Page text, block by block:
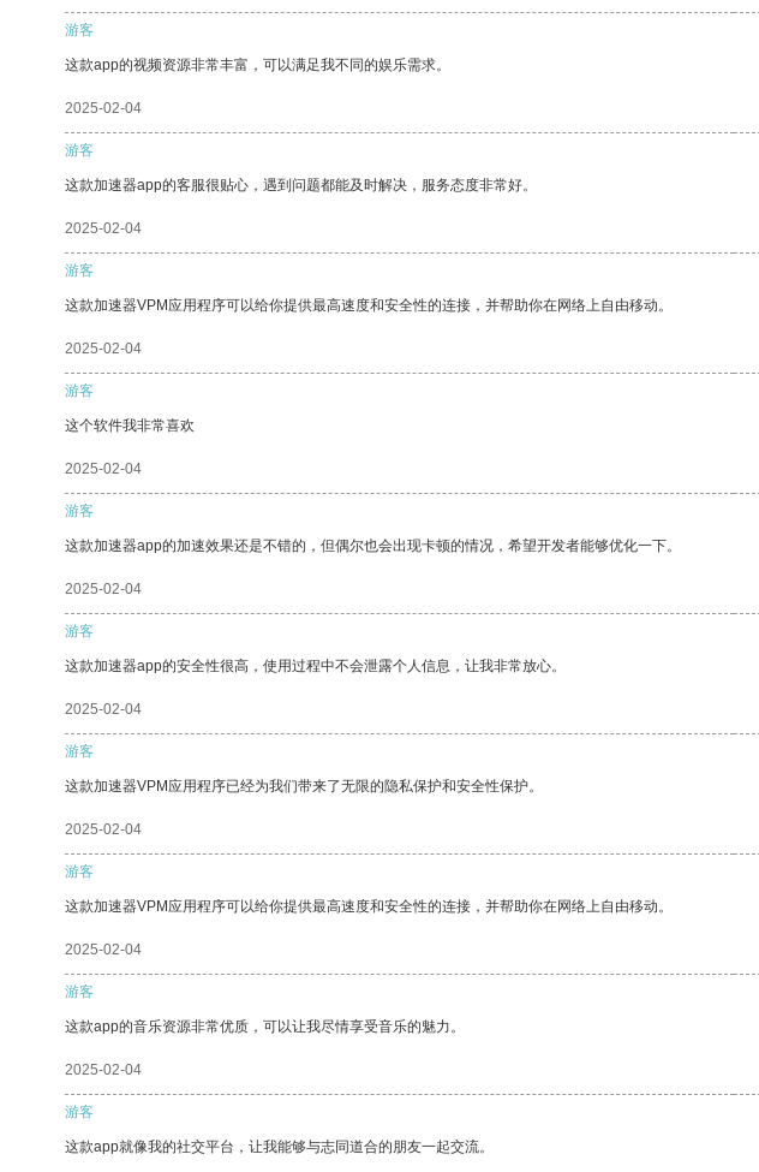
游客
这款app的视频资源非常丰富，可以满足我不同的娱乐需求。
2025-02-04
游客
这款加速器app的客服很贴心，遇到问题都能及时解决，服务态度非常好。
2025-02-04
游客
这款加速器VPM应用程序可以给你提供最高速度和安全性的连接，并帮助你在网络上自由移动。
2025-02-04
游客
这个软件我非常喜欢
2025-02-04
游客
这款加速器app的加速效果还是不错的，但偶尔也会出现卡顿的情况，希望开发者能够优化一下。
2025-02-04
游客
这款加速器app的安全性很高，使用过程中不会泄露个人信息，让我非常放心。
2025-02-04
游客
这款加速器VPM应用程序已经为我们带来了无限的隐私保护和安全性保护。
2025-02-04
游客
这款加速器VPM应用程序可以给你提供最高速度和安全性的连接，并帮助你在网络上自由移动。
2025-02-04
游客
这款app的音乐资源非常优质，可以让我尽情享受音乐的魅力。
2025-02-04
游客
这款app就像我的社交平台，让我能够与志同道合的朋友一起交流。